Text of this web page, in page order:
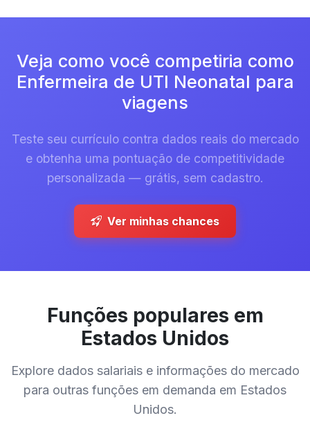
Veja como você competiria como
Enfermeira de UTI Neonatal para
viagens
Teste seu currículo contra dados reais do mercado
e obtenha uma pontuação de competitividade
personalizada — grátis, sem cadastro.
Ver minhas chances
Funções populares em
Estados Unidos
Explore dados salariais e informações do mercado
para outras funções em demanda em Estados
Unidos.